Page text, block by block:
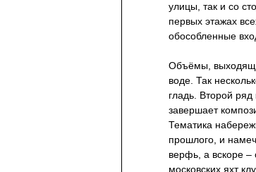
улицы, так и со
первых этажах
обособленные
Объёмы,
воде. Так
гладь. Второй
завершает
Тематика
прошлого, и
верфь, а вскоре –
московских яхт